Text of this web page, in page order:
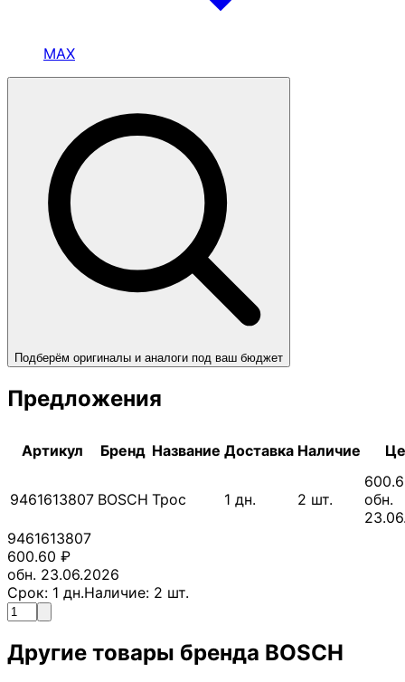
MAX
Подберём оригиналы и аналоги под ваш бюджет
Предложения
Артикул Бренд Название Доставка Наличие
9461613807 BOSCH Трос 1 дн. 2 шт.
обн.
9461613807
600.60 ₽
обн. 23.06.2026
Срок: 1 дн.Наличие: 2 шт.
Другие товары бренда BOSCH